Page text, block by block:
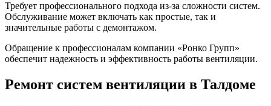
Требует профессионального подхода из-за сложности систем.
Обслуживание может включать как простые, так и
значительные работы с демонтажом.
Обращение к профессионалам компании «Ронко Групп»
обеспечит надежность и эффективность работы вентиляции.
Ремонт систем вентиляции в Талдоме